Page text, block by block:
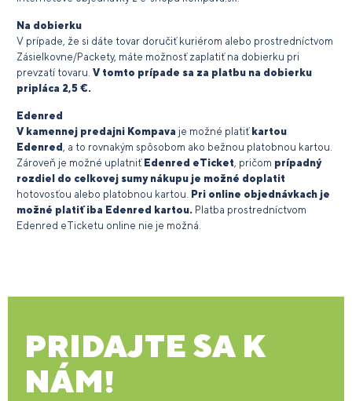
Na dobierku
V prípade, že si dáte tovar doručiť kuriérom alebo prostredníctvom
Zásielkovne/Packety, máte možnosť zaplatiť na dobierku pri
prevzatí tovaru. V tomto prípade sa za platbu na dobierku
pripláca 2,5 €.
Edenred
V kamennej predajni Kompava je možné platiť kartou
Edenred , a to rovnakým spôsobom ako bežnou platobnou kartou.
Zároveň je možné uplatniť Edenred eTicket, pričom prípadný
rozdiel do celkovej sumy nákupu je možné doplatit
hotovosťou alebo platobnou kartou. Pri online objednávkach je
možné platiť iba Edenred kartou. Platba prostredníctvom
Edenred eTicketu online nie je možná.
PRIDAJTE SA K
NÁM!